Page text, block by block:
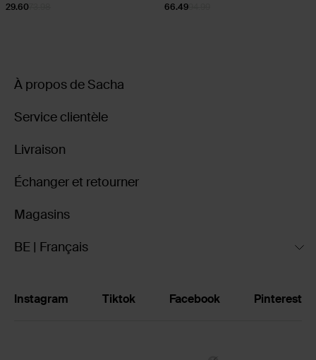
29.60 66.49
À propos de Sacha
Service clientèle
Livraison
Échanger et retourner
Magasins
BE | Français
Instagram Tiktok Facebook Pinterest